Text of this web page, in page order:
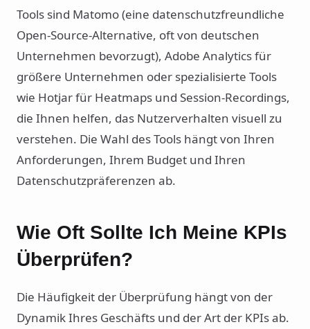
Tools sind Matomo (eine datenschutzfreundliche
Open-Source-Alternative, oft von deutschen
Unternehmen bevorzugt), Adobe Analytics für
größere Unternehmen oder spezialisierte Tools
wie Hotjar für Heatmaps und Session-Recordings,
die Ihnen helfen, das Nutzerverhalten visuell zu
verstehen. Die Wahl des Tools hängt von Ihren
Anforderungen, Ihrem Budget und Ihren
Datenschutzpräferenzen ab.
Wie Oft Sollte Ich Meine KPIs
Überprüfen?
Die Häufigkeit der Überprüfung hängt von der
Dynamik Ihres Geschäfts und der Art der KPIs ab.